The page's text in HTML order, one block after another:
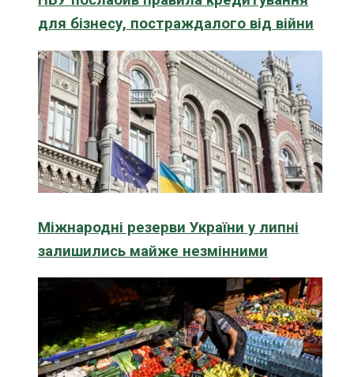
для бізнесу, постраждалого від війни
Міжнародні резерви України у липні
залишились майже незмінними